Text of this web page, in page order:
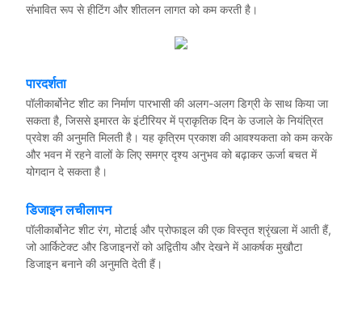
संभावित रूप से हीटिंग और शीतलन लागत को कम करती है।
पारदर्शता
पॉलीकार्बोनेट शीट का निर्माण पारभासी की अलग-अलग डिग्री के साथ किया जा
सकता है, जिससे इमारत के इंटीरियर में प्राकृतिक दिन के उजाले के नियंत्रित
प्रवेश की अनुमति मिलती है। यह कृत्रिम प्रकाश की आवश्यकता को कम करके
और भवन में रहने वालों के लिए समग्र दृश्य अनुभव को बढ़ाकर ऊर्जा बचत में
योगदान दे सकता है।
डिजाइन लचीलापन
पॉलीकार्बोनेट शीट रंग, मोटाई और प्रोफाइल की एक विस्तृत श्रृंखला में आती हैं,
जो आर्किटेक्ट और डिजाइनरों को अद्वितीय और देखने में आकर्षक मुखौटा
डिजाइन बनाने की अनुमति देती हैं।